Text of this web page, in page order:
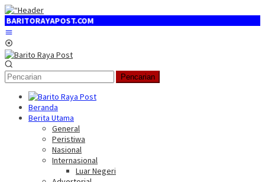
Loncat
ke
konten
Pencarian
Beranda
Berita Utama
General
Peristiwa
Nasional
Internasional
Luar Negeri